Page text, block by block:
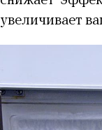
увеличивает